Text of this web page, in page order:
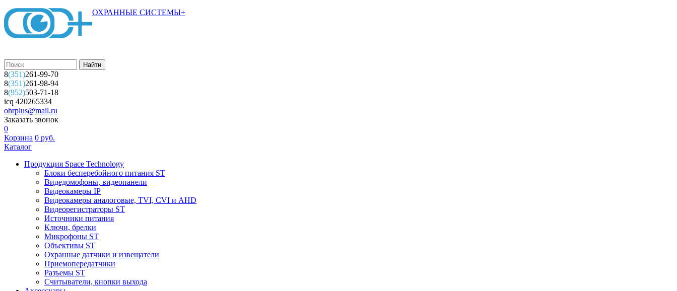
ОХРАННЫЕ СИСТЕМЫ+
8(351)261-99-70
8(351)261-98-94
8(952)503-71-18
icq 420265334
ohrplus@mail.ru
Заказать звонок
0
Корзина 0 руб.
Каталог
Продукция Space Technology
Блоки бесперебойного питания ST
Видедомофоны, видеопанели
Видеокамеры IP
Видеокамеры аналоговые, TVI, CVI и AHD
Видеорегистраторы ST
Источники питания
Ключи, брелки
Микрофоны ST
Объективы ST
Охранные датчики и извещатели
Приемопередатчики
Разъемы ST
Считыватели, кнопки выхода